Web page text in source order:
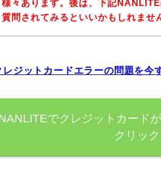
様々あります。後は、下記
質問されてみるといいかもしれませ
ジットカードエラーの問題を今
でクレジットカード
クリック